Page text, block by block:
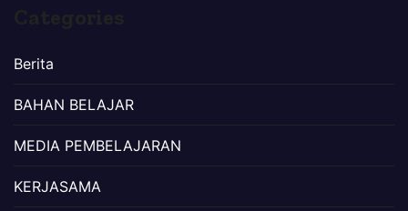
Berita
BAHAN BELAJAR
MEDIA PEMBELAJARAN
KERJASAMA